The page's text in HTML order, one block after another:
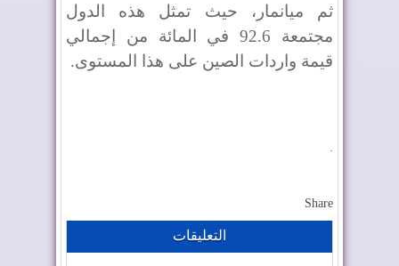
ثم ميانمار، حيث تمثل هذه الدول
مجتمعة 92.6 في المائة من إجمالي
قيمة واردات الصين على هذا المستوى.
Share
التعليقات